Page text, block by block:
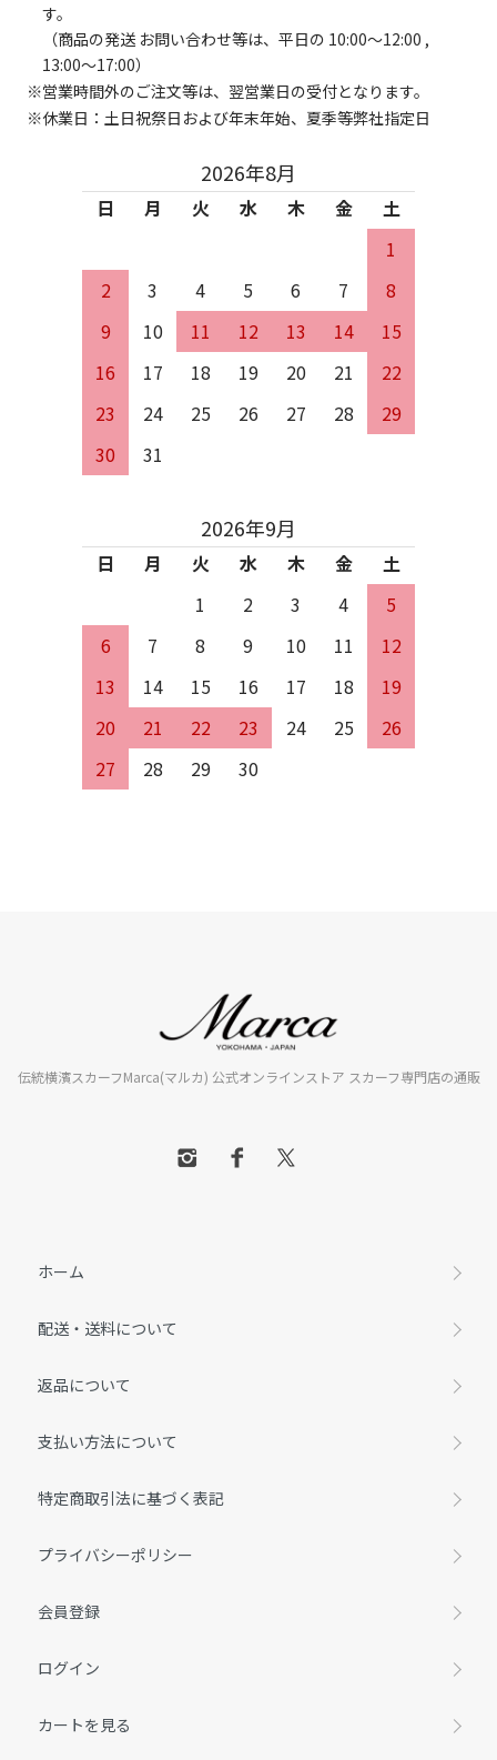
す。
（商品の発送 お問い合わせ等は、平日の 10:00～12:00 ,
13:00～17:00）
営業時間外のご注文等は、翌営業日の受付となります。
休業日：土日祝祭日および年末年始、夏季等弊社指定日
2026年8月
日 月 火 水 木 金
土
1
2
3 4 5 6 7
8
9
10 11 12 13 14
15
16
17 18 19 20 21
22
23
24 25 26 27 28
29
30
31
2026年9月
日 月 火 水 木 金
土
1
2 3 4
5
6
7 8 9 10 11
12
13
14 15 16 17 18
19
20
21 22 23 24 25
26
27
28 29 30
伝統横濱スカーフMarca(マルカ) 公式オンラインストア スカーフ専門店の通販
ホーム
配送・送料について
返品について
支払い方法について
特定商取引法に基づく表記
プライバシーポリシー
会員登録
ログイン
カートを見る